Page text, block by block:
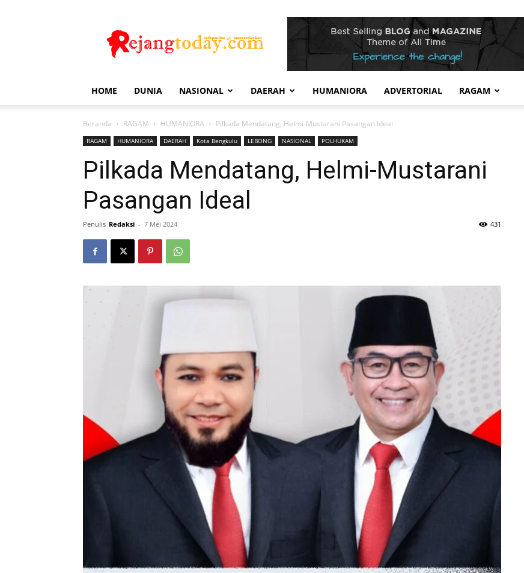
Today
HOME DUNIA NASIONAL DAERAH HUMANIORA ADVERTORIAL RAGAM
Beranda RAGAM HUMANIORA Pilkada Mendatang, Helmi-Mustarani Pasangan Ideal
RAGAM HUMANIORA DAERAH Kota Bengkulu LEBONG NASIONAL POLHUKAM
Pilkada Mendatang, Helmi-Mustarani
Pasangan Ideal
Penulis Redaksi - 7 Mei 2024 431